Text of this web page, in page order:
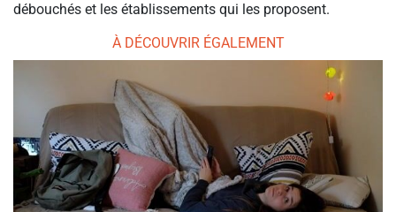
débouchés et les établissements qui les proposent.
À DÉCOUVRIR ÉGALEMENT